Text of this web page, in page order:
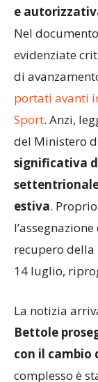
Nel
evidenziate
di
portati avanti
Sport. Anzi,
del Ministero
significativa
estiva.
recupero della
14 luglio,
Bettole
con il cambio
complesso è